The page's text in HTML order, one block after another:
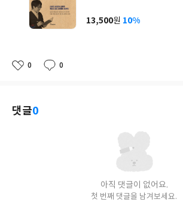
사
가
13,500원 10%
좋
0
댓
0
작
댓글0
아직 댓글이 없어요.
첫 번째 댓글을 남겨보세요.